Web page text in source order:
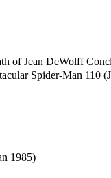
of Jean DeWolff
Spider-Man 110
1985)